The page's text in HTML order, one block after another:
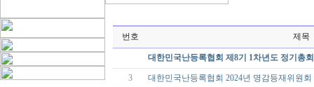
번호 제목
대한민국난등록협회 제8기 1차년도 정기총회
3 대한민국난등록협회 2024년 명감등재위원회